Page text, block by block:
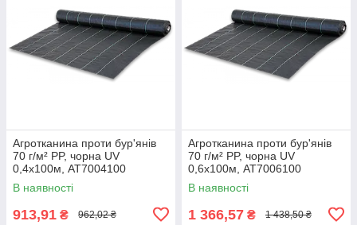
Агротканина проти бур'янів
70 г/м² PP, чорна UV
0,4х100м, AT7004100
В наявності
913,91 ₴ 962,02 ₴
Агротканина проти бур'янів
70 г/м² PP, чорна UV
0,6х100м, AT7006100
В наявності
1 366,57 ₴ 1 438,50 ₴